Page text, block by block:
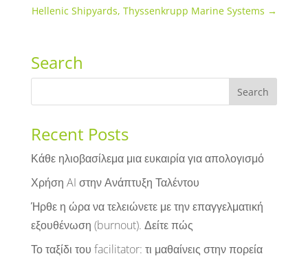
Hellenic Shipyards, Thyssenkrupp Marine Systems →
Search
Recent Posts
Κάθε ηλιοβασίλεμα μια ευκαιρία για απολογισμό
Χρήση AI στην Ανάπτυξη Ταλέντου
Ήρθε η ώρα να τελειώνετε με την επαγγελματική
εξουθένωση (burnout). Δείτε πώς
Το ταξίδι του facilitator: τι μαθαίνεις στην πορεία